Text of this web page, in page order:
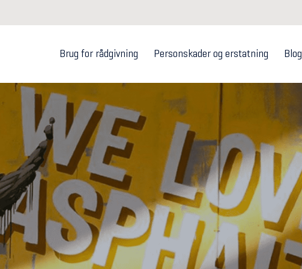
Brug for rådgivning Personskader og erstatning Blog